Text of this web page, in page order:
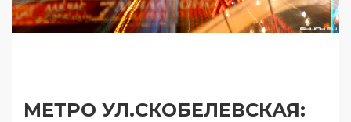
МЕТРО УЛ.СКОБЕЛЕВСКАЯ: